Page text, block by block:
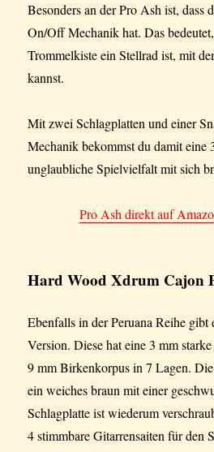
Besonders an der Pro Ash ist, dass
On/Off Mechanik hat. Das
Trommelkiste ein Stellrad ist, mit
kannst.
Mit zwei Schlagplatten und einer
Mechanik bekommst du damit eine
unglaubliche Spielvielfalt mit sich
Pro Ash direkt auf
Hard Wood Xdrum Cajon
Ebenfalls in der Peruana Reihe gibt
Version. Diese hat eine 3 mm
9 mm Birkenkorpus in 7 Lagen.
ein weiches braun mit einer
Schlagplatte ist wiederum
4 stimmbare Gitarrensaiten für den